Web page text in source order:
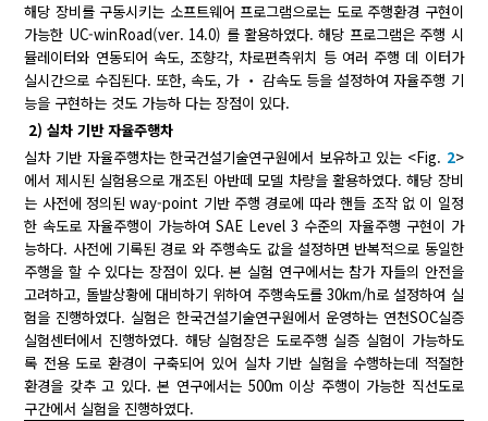
해당 장비를 구동시키는 소프트웨어 프로그램으로는 도로 주행환경 구현이
가능한 UC-winRoad(ver. 14.0) 를 활용하였다. 해당 프로그램은 주행 시
뮬레이터와 연동되어 속도, 조향각, 차로편측위치 등 여러 주행 데 이터가
실시간으로 수집된다. 또한, 속도, 가 ‧ 감속도 등을 설정하여 자율주행 기
능을 구현하는 것도 가능하 다는 장점이 있다.
2) 실차 기반 자율주행차
실차 기반 자율주행차는 한국건설기술연구원에서 보유하고 있는 <Fig. 2>
에서 제시된 실험용으로 개조된 아반떼 모델 차량을 활용하였다. 해당 장비
는 사전에 정의된 way-point 기반 주행 경로에 따라 핸들 조작 없 이 일정
한 속도로 자율주행이 가능하여 SAE Level 3 수준의 자율주행 구현이 가
능하다. 사전에 기록된 경로 와 주행속도 값을 설정하면 반복적으로 동일한
주행을 할 수 있다는 장점이 있다. 본 실험 연구에서는 참가 자들의 안전을
고려하고, 돌발상황에 대비하기 위하여 주행속도를 30km/h로 설정하여 실
험을 진행하였다. 실험은 한국건설기술연구원에서 운영하는 연천SOC실증
실험센터에서 진행하였다. 해당 실험장은 도로주행 실증 실험이 가능하도
록 전용 도로 환경이 구축되어 있어 실차 기반 실험을 수행하는데 적절한
환경을 갖추 고 있다. 본 연구에서는 500m 이상 주행이 가능한 직선도로
구간에서 실험을 진행하였다.